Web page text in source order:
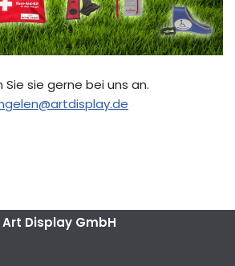
Sie sie gerne bei uns an.
Display GmbH